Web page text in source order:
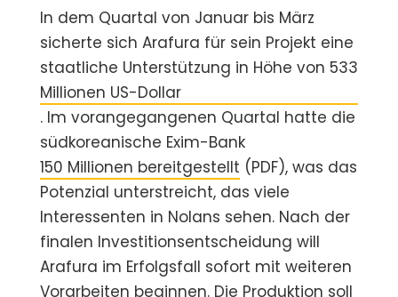
In dem Quartal von Januar bis März
sicherte sich Arafura für sein Projekt eine
staatliche Unterstützung in Höhe von 533
Millionen US-Dollar
. Im vorangegangenen Quartal hatte die
südkoreanische Exim-Bank
150 Millionen bereitgestellt (PDF), was das
Potenzial unterstreicht, das viele
Interessenten in Nolans sehen. Nach der
finalen Investitionsentscheidung will
Arafura im Erfolgsfall sofort mit weiteren
Vorarbeiten beginnen. Die Produktion soll